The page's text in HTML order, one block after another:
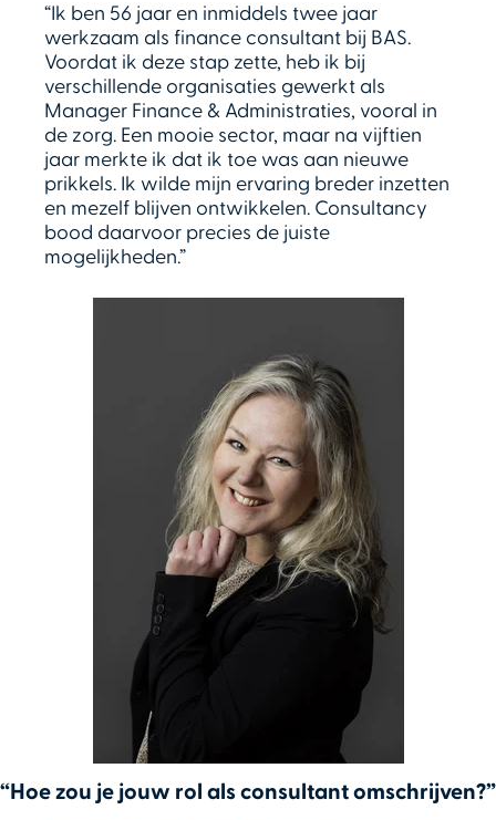
“Ik ben 56 jaar en inmiddels twee jaar
werkzaam als finance consultant bij BAS.
Voordat ik deze stap zette, heb ik bij
verschillende organisaties gewerkt als
Manager Finance & Administraties, vooral in
de zorg. Een mooie sector, maar na vijftien
jaar merkte ik dat ik toe was aan nieuwe
prikkels. Ik wilde mijn ervaring breder inzetten
en mezelf blijven ontwikkelen. Consultancy
bood daarvoor precies de juiste
mogelijkheden.”
“Hoe zou je jouw rol als consultant omschrijven?”